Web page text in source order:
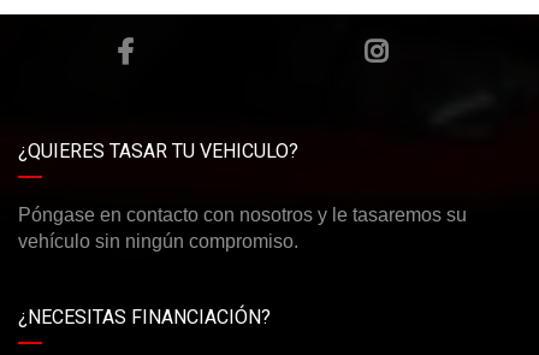
¿QUIERES TASAR TU VEHICULO?
Póngase en contacto con nosotros y le tasaremos su
vehículo sin ningún compromiso.
¿NECESITAS FINANCIACIÓN?